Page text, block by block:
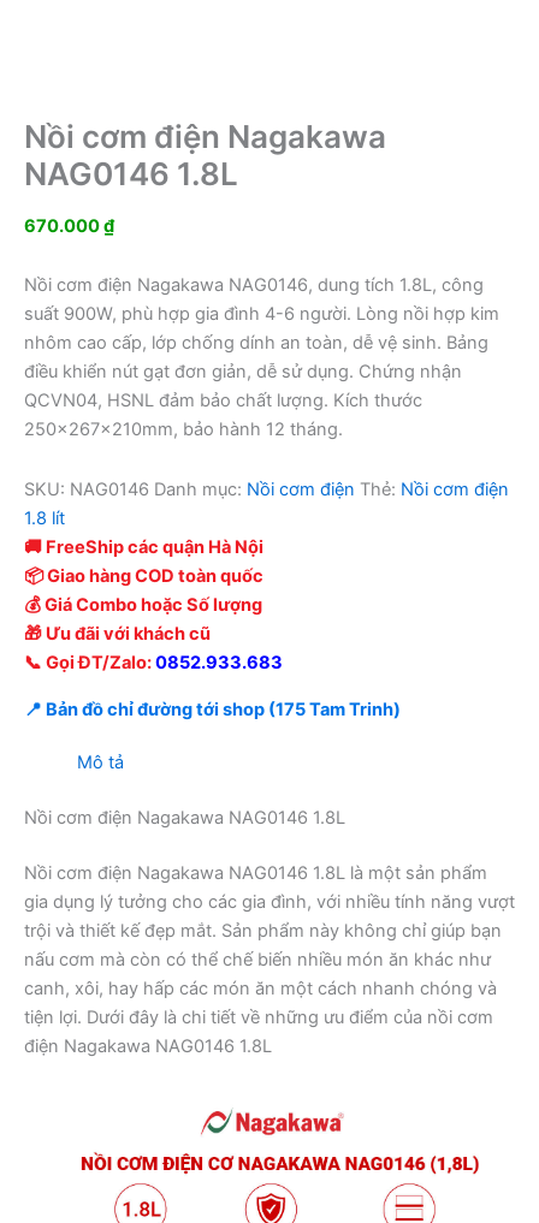
Nồi cơm điện Nagakawa
NAG0146 1.8L
670.000₫
Nồi cơm điện Nagakawa NAG0146, dung tích 1.8L, công
suất 900W, phù hợp gia đình 4-6 người. Lòng nồi hợp kim
nhôm cao cấp, lớp chống dính an toàn, dễ vệ sinh. Bảng
điều khiển nút gạt đơn giản, dễ sử dụng. Chứng nhận
QCVN04, HSNL đảm bảo chất lượng. Kích thước
250x267x210mm, bảo hành 12 tháng.
SKU: NAG0146 Danh mục: Nồi cơm điện Thẻ: Nồi cơm điện
1.8 lít
🚚 FreeShip các quận Hà Nội
📦 Giao hàng COD toàn quốc
💰 Giá Combo hoặc Số lượng
🎁 Ưu đãi với khách cũ
📞 Gọi ĐT/Zalo:0852.933.683
📍 Bản đồ chỉ đường tới shop (175 Tam Trinh)
Mô tả
Nồi cơm điện Nagakawa NAG0146 1.8L
Nồi cơm điện Nagakawa NAG0146 1.8L là một sản phẩm
gia dụng lý tưởng cho các gia đình, với nhiều tính năng vượt
trội và thiết kế đẹp mắt. Sản phẩm này không chỉ giúp bạn
nấu cơm mà còn có thể chế biến nhiều món ăn khác như
canh, xôi, hay hấp các món ăn một cách nhanh chóng và
tiện lợi. Dưới đây là chi tiết về những ưu điểm của nồi cơm
điện Nagakawa NAG0146 1.8L